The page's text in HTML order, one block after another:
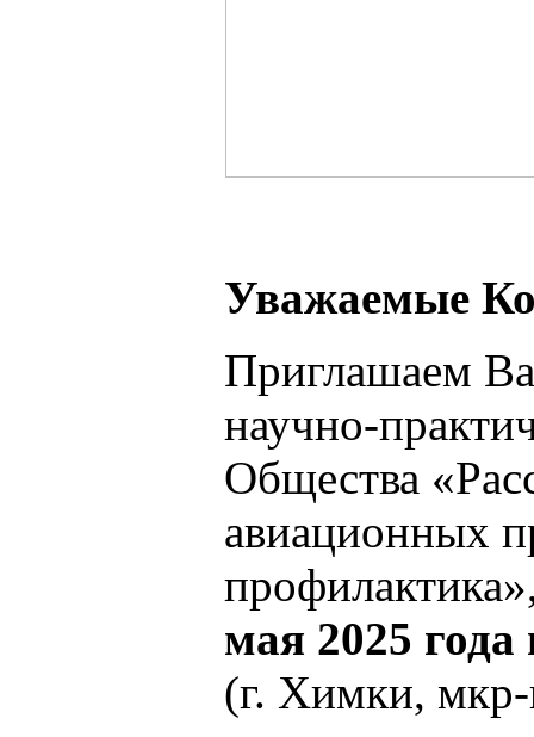
Уважаемые
Приглашаем
научно-
Общества
авиационных
мая 2025
(г. Химки,